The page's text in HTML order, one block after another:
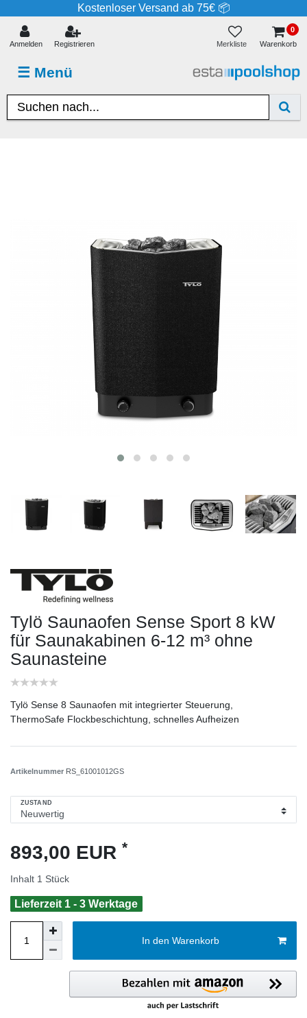
Kostenloser Versand ab 75€ 📦
☰ Menü
Anmelden Registrieren Merkliste
0
Warenkorb
Tylö Saunaofen Sense Sport 8 kW
für Saunakabinen 6-12 m³ ohne
Saunasteine
Tylö Sense 8 Saunaofen mit integrierter Steuerung,
ThermoSafe Flockbeschichtung, schnelles Aufheizen
Artikelnummer RS_61001012GS
ZUSTAND
893,00 EUR *
Inhalt 1 Stück
Lieferzeit 1 - 3 Werktage
In den Warenkorb